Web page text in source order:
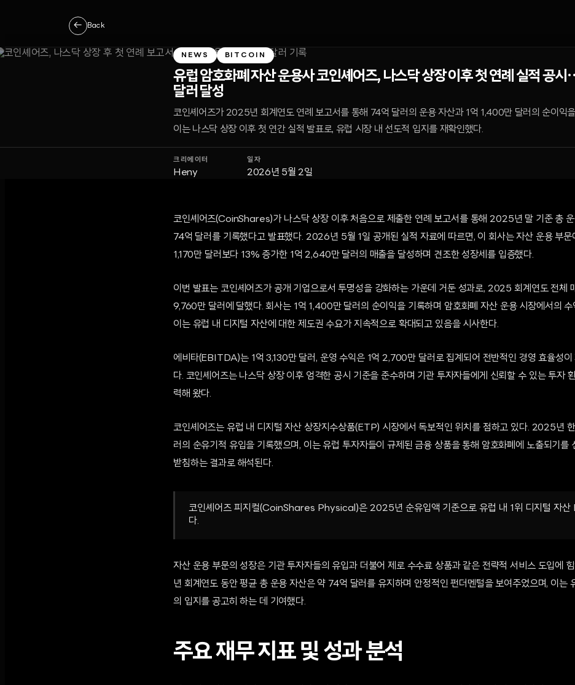
← Back
NEWS BITCOIN
유럽 암호화폐 자산 운용사 코인셰어즈, 나스닥 상장 이후 첫 연례 실적 공
달러 달성
코인셰어즈가 2025년 회계연도 연례 보고서를 통해 74억 달러의 운용 자산과 1억 1,400만 달러의 순이익
이는 나스닥 상장 이후 첫 연간 실적 발표로, 유럽 시장 내 선도적 입지를 재확인했다.
크리에이터
Heny
일자
2026년 5월 2일
코인셰어즈(CoinShares)가 나스닥 상장 이후 처음으로 제출한 연례 보고서를 통해 2025년 말 기준 총
74억 달러를 기록했다고 발표했다. 2026년 5월 1일 공개된 실적 자료에 따르면, 이 회사는 자산 운용 부문
1,170만 달러보다 13% 증가한 1억 2,640만 달러의 매출을 달성하며 견조한 성장세를 입증했다.
이번 발표는 코인셰어즈가 공개 기업으로서 투명성을 강화하는 가운데 거둔 성과로, 2025 회계연도 전체
9,760만 달러에 달했다. 회사는 1억 1,400만 달러의 순이익을 기록하며 암호화폐 자산 운용 시장에서의 수
이는 유럽 내 디지털 자산에 대한 제도권 수요가 지속적으로 확대되고 있음을 시사한다.
에비타(EBITDA)는 1억 3,130만 달러, 운영 수익은 1억 2,700만 달러로 집계되어 전반적인 경영 효율성이
다. 코인셰어즈는 나스닥 상장 이후 엄격한 공시 기준을 준수하며 기관 투자자들에게 신뢰할 수 있는 투자
력해 왔다.
코인셰어즈는 유럽 내 디지털 자산 상장지수상품(ETP) 시장에서 독보적인 위치를 점하고 있다. 2025년
러의 순유기적 유입을 기록했으며, 이는 유럽 투자자들이 규제된 금융 상품을 통해 암호화폐에 노출되기를
받침하는 결과로 해석된다.
코인셰어즈 피지컬(CoinShares Physical)은 2025년 순유입액 기준으로 유럽 내 1위 디지털 자산
다.
자산 운용 부문의 성장은 기관 투자자들의 유입과 더불어 제로 수수료 상품과 같은 전략적 서비스 도입에
년 회계연도 동안 평균 총 운용 자산은 약 74억 달러를 유지하며 안정적인 펀더멘털을 보여주었으며, 이는
의 입지를 공고히 하는 데 기여했다.
주요 재무 지표 및 성과 분석